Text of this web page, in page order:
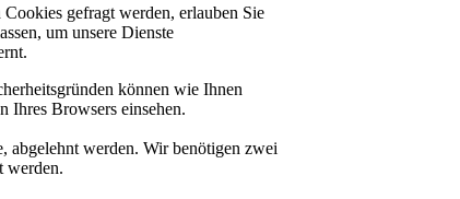
gefragt werden, erlauben Sie
um unsere Dienste
können wie Ihnen
Ihres Browsers einsehen.
abgelehnt werden. Wir benötigen zwei
werden.